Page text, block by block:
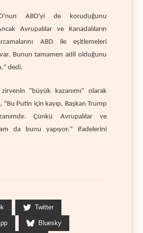
ABD'yi de koruduğunu
Avrupalılar ve Kanadalıların
ABD ile eşitlemeleri
Bunun tamamen adil olduğunu
dedi.
"büyük kazanımı" olarak
"Bu Putin için kayıp, Başkan Trump
Çünkü Avrupalılar ve
da bunu yapıyor." ifadelerini
Twitter
Bluesky